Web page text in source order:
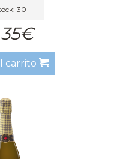
30
carrito